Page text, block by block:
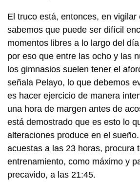
El truco está, entonces, en vigilar
sabemos que puede ser difícil
momentos libres a lo largo del
por eso que entre las ocho y las
los gimnasios suelen tener el
señala Pelayo, lo que debemos
es hacer ejercicio de manera
una hora de margen antes de
está demostrado que es esto lo
alteraciones produce en el
acuestas a las 23 horas, procura
entrenamiento, como máximo y
precavido, a las 21:45.